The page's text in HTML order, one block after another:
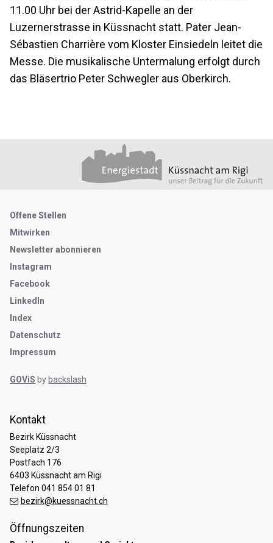
11.00 Uhr bei der Astrid-Kapelle an der
Luzernerstrasse in Küssnacht statt. Pater Jean-
Sébastien Charrière vom Kloster Einsiedeln leitet die
Messe. Die musikalische Untermalung erfolgt durch
das Bläsertrio Peter Schwegler aus Oberkirch.
Kontakt
Bezirk Küssnacht
Seeplatz 2/3
Postfach 176
6403 Küssnacht am Rigi
Telefon 041 854 01 81
bezirk@kuessnacht.ch
Öffnungszeiten
Metanavigation
Offene Stellen
Mitwirken
Newsletter abonnieren
Instagram
Facebook
LinkedIn
Index
Datenschutz
Impressum
GOViS by backslash